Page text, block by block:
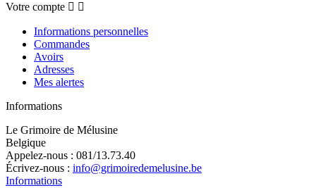
Votre compte  
Informations personnelles
Commandes
Avoirs
Adresses
Mes alertes
Informations
Le Grimoire de Mélusine
Belgique
Appelez-nous : 081/13.73.40
Écrivez-nous : info@grimoiredemelusine.be
Informations